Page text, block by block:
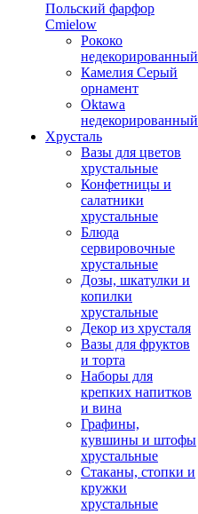
Польский фарфор
Сmielow
Рококо
недекорированный
Камелия Серый
орнамент
Oktawa
недекорированный
Хрусталь
Вазы для цветов
хрустальные
Конфетницы и
салатники
хрустальные
Блюда
сервировочные
хрустальные
Дозы, шкатулки и
копилки
хрустальные
Декор из хрусталя
Вазы для фруктов
и торта
Наборы для
крепких напитков
и вина
Графины,
кувшины и штофы
хрустальные
Стаканы, стопки и
кружки
хрустальные